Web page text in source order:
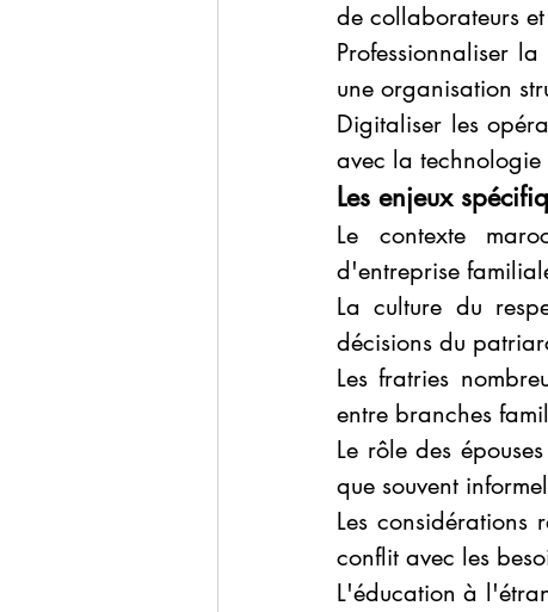
de collaborateurs
Professionnaliser
une organisation
Digitaliser les
avec la technologie
Les enjeux
Le contexte
d'entreprise
La culture du
décisions du
Les fratries
entre branches
Le rôle des
que souvent
Les considérations
conflit avec les
L'éducation à